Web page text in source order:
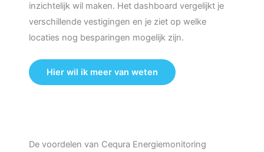
inzichtelijk wil maken. Het dashboard vergelijkt je
verschillende vestigingen en je ziet op welke
locaties nog besparingen mogelijk zijn.
Hier wil ik meer van weten
De voordelen van Cequra Energiemonitoring